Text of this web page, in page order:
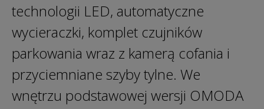
technologii LED, automatyczne
wycieraczki, komplet czujników
parkowania wraz z kamerą cofania i
przyciemniane szyby tylne. We
wnętrzu podstawowej wersji OMODA